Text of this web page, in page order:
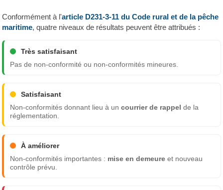
Conformément à l'article D231-3-11 du Code rural et de la pêche
maritime, quatre niveaux de résultats peuvent être attribués :
Très satisfaisant
Pas de non-conformité ou non-conformités mineures.
Satisfaisant
Non-conformités donnant lieu à uncourrier de rappel de la
réglementation.
À améliorer
Non-conformités importantes : mise en demeure et nouveau
contrôle prévu.